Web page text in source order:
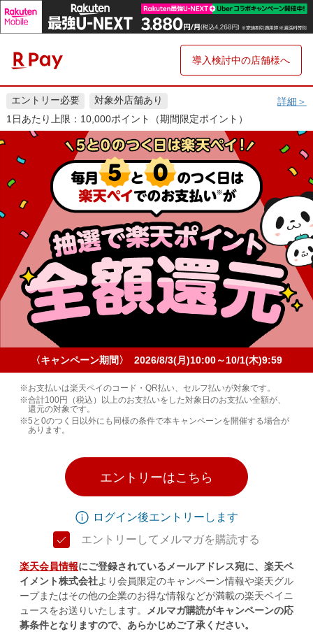
導入検討中の店舗様へ
エントリー必要
対象外店舗あり
1日あたり上限：10,000ポイント（期間限定ポイント）
詳細＞
〈キャンペーン期間〉 2026/8/3(月)10:00～10/1(木)9:59
お支払いは楽天ペイのコード・QR払い、セルフ払いが対象です。
合計100円（税込）以上のお支払いをした対象日のお支払い全額が、
還元の対象です。
5と0のつく日以外にも同様の条件で本キャンペーンを開催する場合が
あります。
エントリーはこちら
ログイン後エントリーします
エントリーしてメルマガを購読する
楽天会員情報にご登録されているメールアドレス宛に、楽天ペ
イメント株式会社より会員限定のキャンペーン情報や楽天グル
ープまたはその他の企業のお得な情報などが満載の楽天ペイニ
ュースをお送りいたします。
メルマガ購読がキャンペーンの応
募条件となりますので、あらかじめご了承ください。